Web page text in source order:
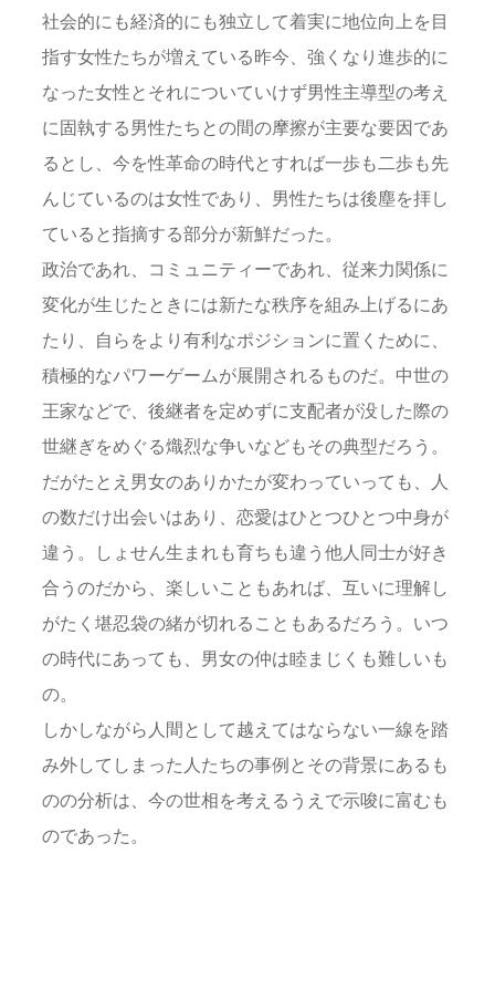
社会的にも経済的にも独立して着実に地位向上を目
指す女性たちが増えている昨今、強くなり進歩的に
なった女性とそれについていけず男性主導型の考え
に固執する男性たちとの間の摩擦が主要な要因であ
るとし、今を性革命の時代とすれば一歩も二歩も先
んじているのは女性であり、男性たちは後塵を拝し
ていると指摘する部分が新鮮だった。
政治であれ、コミュニティーであれ、従来力関係に
変化が生じたときには新たな秩序を組み上げるにあ
たり、自らをより有利なポジションに置くために、
積極的なパワーゲームが展開されるものだ。中世の
王家などで、後継者を定めずに支配者が没した際の
世継ぎをめぐる熾烈な争いなどもその典型だろう。
だがたとえ男女のありかたが変わっていっても、人
の数だけ出会いはあり、恋愛はひとつひとつ中身が
違う。しょせん生まれも育ちも違う他人同士が好き
合うのだから、楽しいこともあれば、互いに理解し
がたく堪忍袋の緒が切れることもあるだろう。いつ
の時代にあっても、男女の仲は睦まじくも難しいも
の。
しかしながら人間として越えてはならない一線を踏
み外してしまった人たちの事例とその背景にあるも
のの分析は、今の世相を考えるうえで示唆に富むも
のであった。